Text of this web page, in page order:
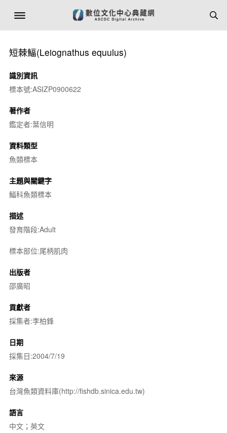
短棘鰏(Leiognathus equulus)
識別資訊
標本號:ASIZP0900622
著作者
鑑定者:葉信明
資料類型
魚類標本
主題與關鍵字
鰏科魚類標本
描述
發育階段:Adult
標本部位:尾柄肌肉
出版者
邵廣昭
貢獻者
採集者:李柏鋒
日期
採集日:2004/7/19
來源
台灣魚類資料庫(http://fishdb.sinica.edu.tw)
語言
中文；英文